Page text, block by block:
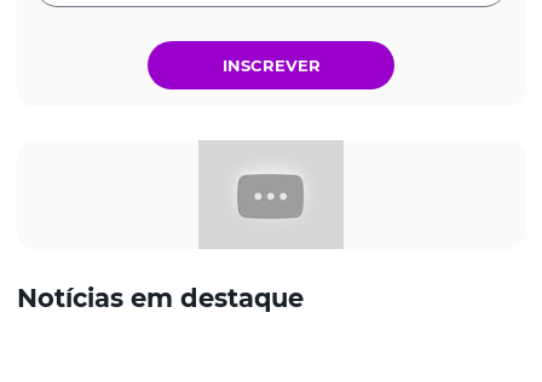
INSCREVER
Notícias em destaque